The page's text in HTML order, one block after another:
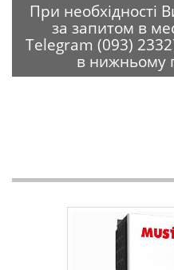
При необхідності
за запитом в
Telegram (093)
в нижньому